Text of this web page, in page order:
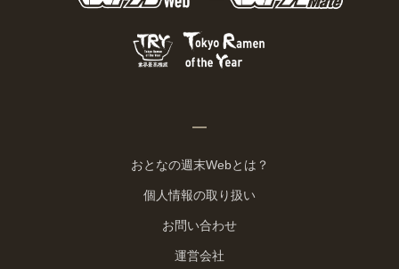
おとなの週末Webとは？
個人情報の取り扱い
お問い合わせ
運営会社